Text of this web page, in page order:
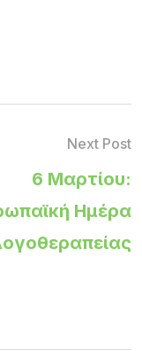
Next Post
6 Μαρτίου:
Ημέρα